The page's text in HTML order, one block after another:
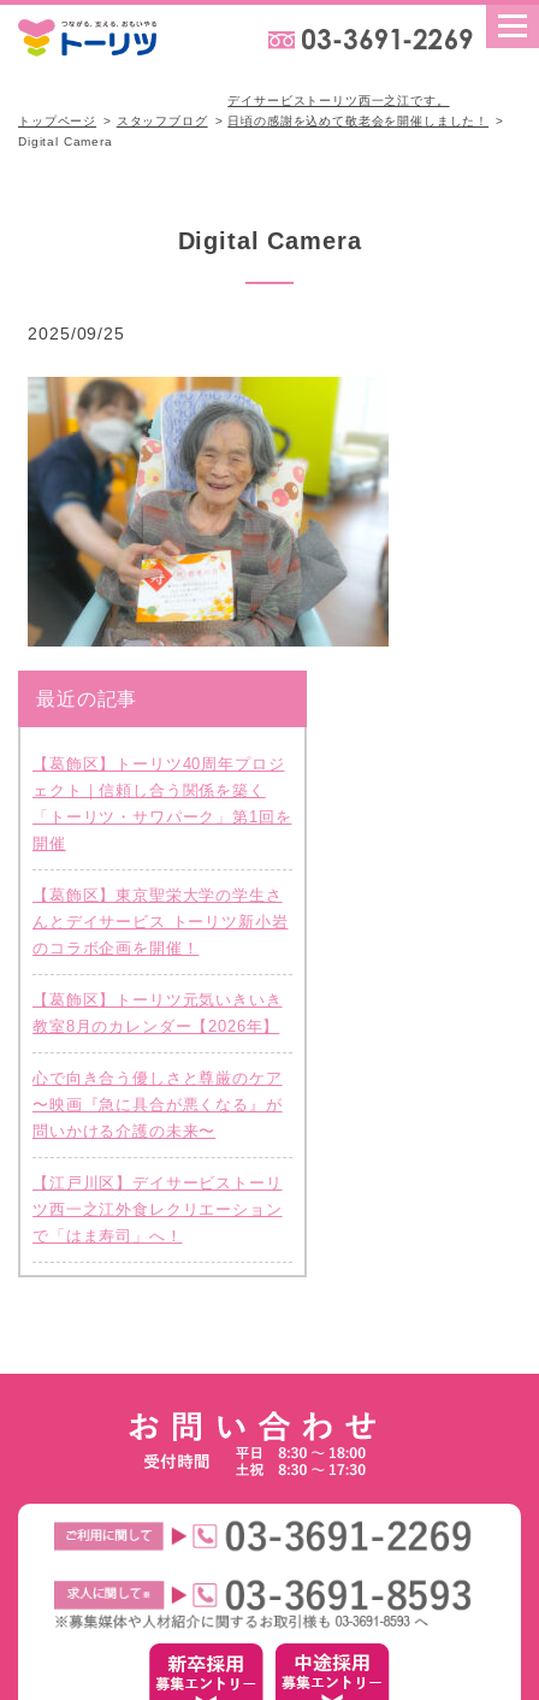
トップページ スタッフブログ
デイサービストーリツ西一之江です。
日頃の感謝を込めて敬老会を開催しました！
Digital Camera
Digital Camera
2025/09/25
最近の記事
【葛飾区】トーリツ40周年プロジ
ェクト｜信頼し合う関係を築く
「トーリツ・サワパーク」第1回を
開催
【葛飾区】東京聖栄大学の学生さ
んとデイサービス トーリツ新小岩
のコラボ企画を開催！
【葛飾区】トーリツ元気いきいき
教室8月のカレンダー【2026年】
心で向き合う優しさと尊厳のケア
〜映画『急に具合が悪くなる』が
問いかける介護の未来〜
【江戸川区】デイサービストーリ
ツ西一之江外食レクリエーション
で「はま寿司」へ！